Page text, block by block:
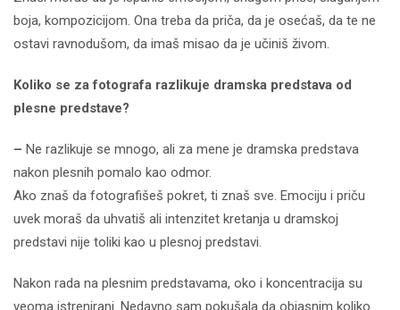
boja, kompozicijom. Ona treba da priča, da je osećaš, da te ne
ostavi ravnodušom, da imaš misao da je učiniš živom.
Koliko se za fotografa razlikuje dramska predstava od
plesne predstave?
– Ne razlikuje se mnogo, ali za mene je dramska predstava
nakon plesnih pomalo kao odmor.
Ako znaš da fotografišeš pokret, ti znaš sve. Emociju i priču
uvek moraš da uhvatiš ali intenzitet kretanja u dramskoj
predstavi nije toliki kao u plesnoj predstavi.
Nakon rada na plesnim predstavama, oko i koncentracija su
veoma istrenirani. Nedavno sam pokušala da objasnim koliko